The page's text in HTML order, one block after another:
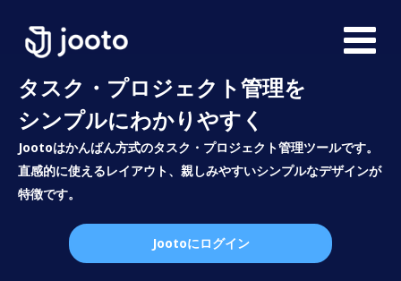
タスク・プロジェクト管理を
シンプルにわかりやすく
Jootoはかんばん方式のタスク・プロジェクト管理ツールです。
直感的に使えるレイアウト、親しみやすいシンプルなデザインが
特徴です。
Jootoにログイン